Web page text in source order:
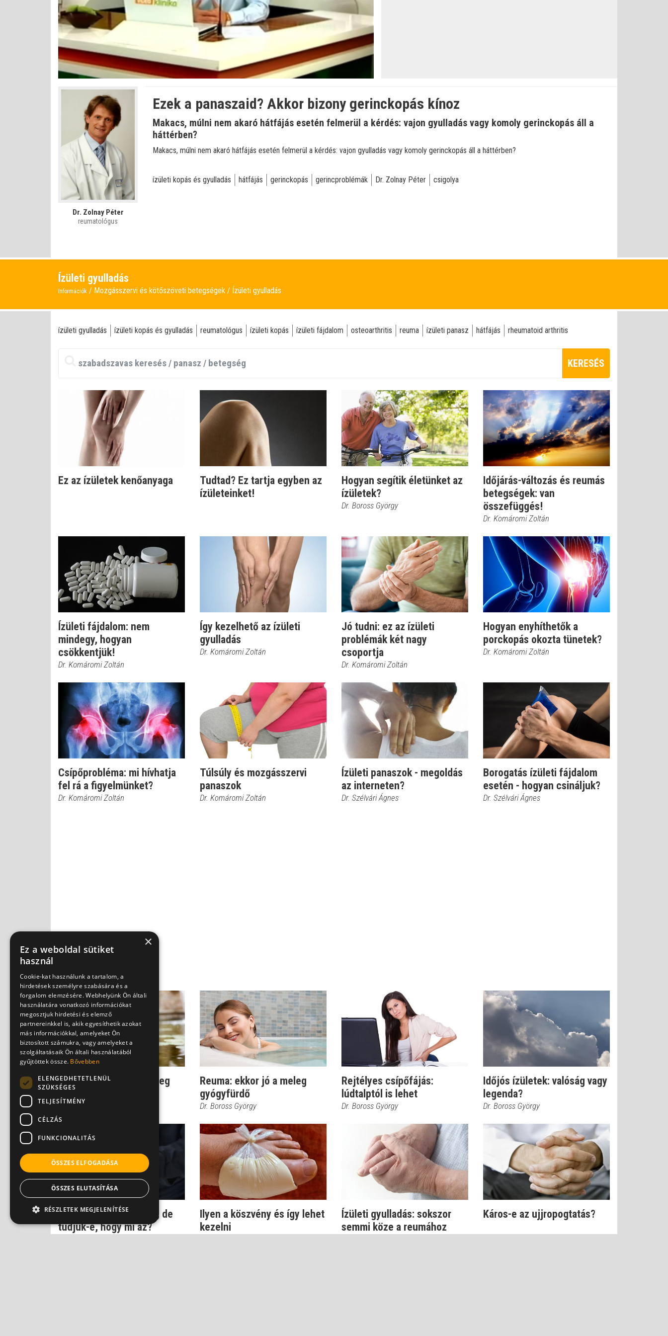
kikapcsolva
Betöltve
0%
Állapot:
0%
Dr. Zolnay Péter
reumatológus
Ezek a panaszaid? Akkor bizony gerinckopás kínoz
Makacs, múlni nem akaró hátfájás esetén felmerül a kérdés: vajon gyulladás vagy komoly gerinckopás áll a
háttérben?
Makacs, múlni nem akaró hátfájás esetén felmerül a kérdés: vajon gyulladás vagy komoly gerinckopás áll a háttérben?
ízületi kopás és gyulladás hátfájás gerinckopás gerincproblémák Dr. Zolnay Péter csigolya
Ízületi gyulladás
Információk Mozgásszervi és kötőszöveti betegségek Ízületi gyulladás
ízületi gyulladás ízületi kopás és gyulladás reumatológus ízületi kopás ízületi fájdalom osteoarthritis reuma ízületi panasz hátfájás rheumatoid arthritis
KERESÉS
Ez az ízületek kenőanyaga
Tudtad? Ez tartja egyben az
ízületeinket!
Hogyan segítik életünket az
ízületek?
Dr. Boross György
Időjárás-változás és reumás
betegségek: van
összefüggés!
Dr. Komáromi Zoltán
Ízületi fájdalom: nem
mindegy, hogyan
csökkentjük!
Dr. Komáromi Zoltán
Így kezelhető az ízületi
gyulladás
Dr. Komáromi Zoltán
Jó tudni: ez az ízületi
problémák két nagy
csoportja
Dr. Komáromi Zoltán
Hogyan enyhíthetők a
porckopás okozta tünetek?
Dr. Komáromi Zoltán
Csípőprobléma: mi hívhatja
fel rá a figyelmünket?
Dr. Komáromi Zoltán
Túlsúly és mozgásszervi
panaszok
Dr. Komáromi Zoltán
Ízületi panaszok - megoldás
az interneten?
Dr. Szélvári Ágnes
Borogatás ízületi fájdalom
esetén - hogyan csináljuk?
Dr. Szélvári Ágnes
Időjárás-változás: tényleg
jelzi a fájós ízület?
Dr. Boross György
Reuma: ekkor jó a meleg
gyógyfürdő
Dr. Boross György
Rejtélyes csípőfájás:
lúdtalptól is lehet
Dr. Boross György
Időjós ízületek: valóság vagy
legenda?
Dr. Boross György
Reuma: beszélünk róla, de
tudjuk-e, hogy mi az?
Ilyen a köszvény és így lehet
kezelni
Ízületi gyulladás: sokszor
semmi köze a reumához
Káros-e az ujjropogtatás?
×
Ez a weboldal sütiket
használ
Cookie-kat használunk a tartalom, a
hirdetések személyre szabására és a
forgalom elemzésére. Webhelyünk Ön általi
használatára vonatkozó információkat
megosztjuk hirdetési és elemző
partnereinkkel is, akik egyesíthetik azokat
más információkkal, amelyeket Ön
biztosított számukra, vagy amelyeket a
szolgáltatásaik Ön általi használatából
gyűjtöttek össze. Bővebben
ELENGEDHETETLENÜL
SZÜKSÉGES
TELJESÍTMÉNY
CÉLZÁS
FUNKCIONALITÁS
ÖSSZES ELFOGADÁSA
ÖSSZES ELUTASÍTÁSA
RÉSZLETEK MEGJELENÍTÉSE